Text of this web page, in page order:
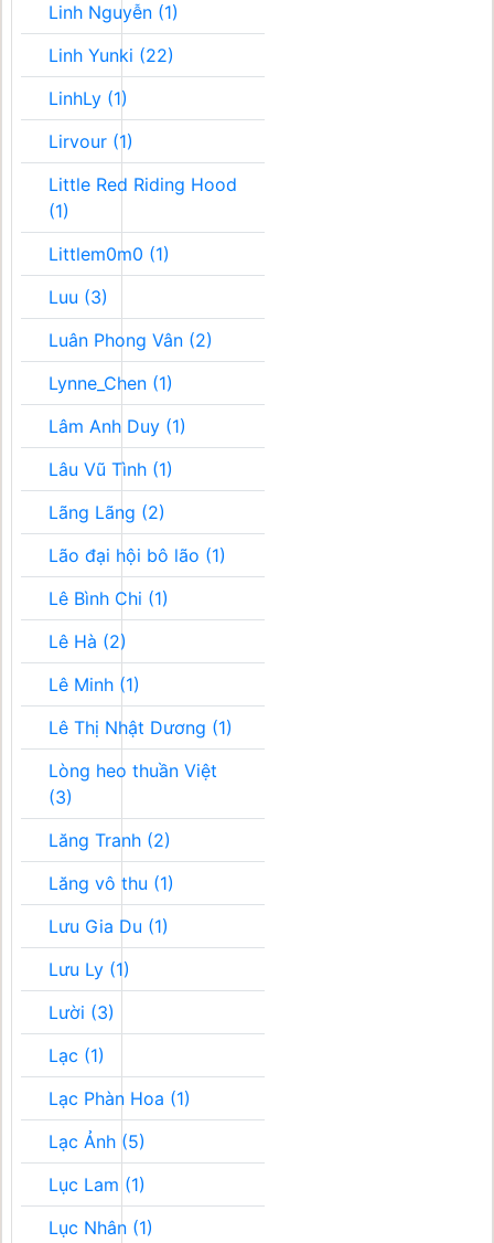
Linh Nguyễn (1)
Linh Yunki (22)
LinhLy (1)
Lirvour (1)
Little Red Riding Hood
(1)
Littlem0m0 (1)
Luu (3)
Luân Phong Vân (2)
Lynne_Chen (1)
Lâm Anh Duy (1)
Lâu Vũ Tình (1)
Lãng Lãng (2)
Lão đại hội bô lão (1)
Lê Bình Chi (1)
Lê Hà (2)
Lê Minh (1)
Lê Thị Nhật Dương (1)
Lòng heo thuần Việt
(3)
Lăng Tranh (2)
Lăng vô thu (1)
Lưu Gia Du (1)
Lưu Ly (1)
Lười (3)
Lạc (1)
Lạc Phàn Hoa (1)
Lạc Ảnh (5)
Lục Lam (1)
Lục Nhân (1)